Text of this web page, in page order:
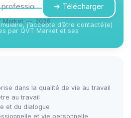
Market — 2026
➔ Télécharger
j’accepte d’être contacté(e)
par QVT Market et ses
dans la qualité de vie au travail
au travail
et du dialogue
et vie personnelle